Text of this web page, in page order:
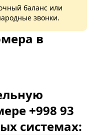
баланс или
звонки.
в
+998 93
системах: